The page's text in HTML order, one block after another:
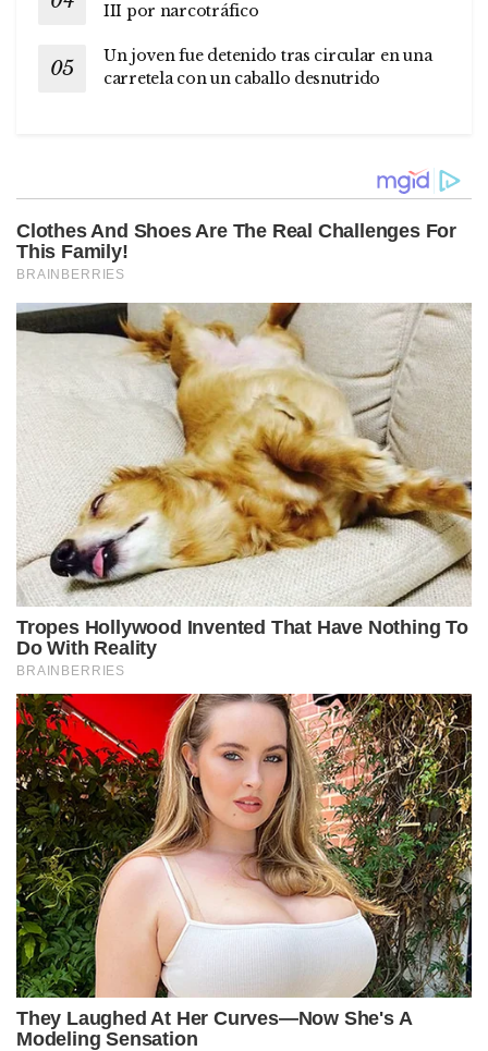
III por narcotráfico
Un joven fue detenido tras circular en una
carretela con un caballo desnutrido